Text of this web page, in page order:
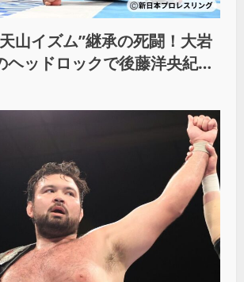
天山イズム”継承の死闘！大岩
ヘッドロックで後藤洋央紀か
執念の「リベンジ＆4勝目」